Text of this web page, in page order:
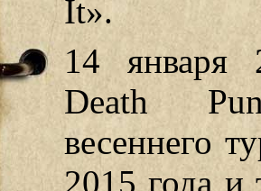
It».
14 января
Death
весеннего
2015 года и